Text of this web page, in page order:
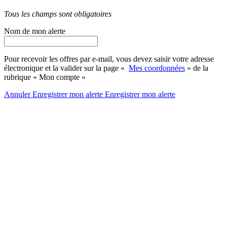
Tous les champs sont obligatoires
Nom de mon alerte
Pour recevoir les offres par e-mail, vous devez saisir votre adresse
électronique et la valider sur la page « Mes coordonnées » de la
rubrique « Mon compte »
AnnulerEnregistrer mon alerte Enregistrermon alerte